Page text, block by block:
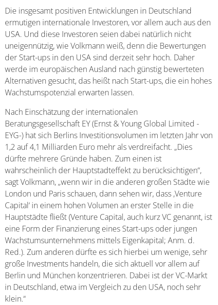
Die insgesamt positiven Entwicklungen in Deutschland
ermutigen internationale Investoren, vor allem auch aus den
USA. Und diese Investoren seien dabei natürlich nicht
uneigennützig, wie Volkmann weiß, denn die Bewertungen
der Start-ups in den USA sind derzeit sehr hoch. Daher
werde im europäischen Ausland nach günstig bewerteten
Alternativen gesucht, das heißt nach Start-ups, die ein hohes
Wachstumspotenzial erwarten lassen.
Nach Einschätzung der internationalen
Beratungsgesellschaft EY (Ernst & Young Global Limited -
EYG-) hat sich Berlins Investitionsvolumen im letzten Jahr von
1,2 auf 4,1 Milliarden Euro mehr als verdreifacht. „Dies
dürfte mehrere Gründe haben. Zum einen ist
wahrscheinlich der Hauptstadteffekt zu berücksichtigen“,
sagt Volkmann, „wenn wir in die anderen großen Städte wie
London und Paris schauen, dann sehen wir, dass ,Venture
Capital‘ in einem hohen Volumen an erster Stelle in die
Hauptstädte fließt (Venture Capital, auch kurz VC genannt, ist
eine Form der Finanzierung eines Start-ups oder jungen
Wachstumsunternehmens mittels Eigenkapital; Anm. d.
Red.). Zum anderen dürfte es sich hierbei um wenige, sehr
große Investments handeln, die sich aktuell vor allem auf
Berlin und München konzentrieren. Dabei ist der VC-Markt
in Deutschland, etwa im Vergleich zu den USA, noch sehr
klein.“